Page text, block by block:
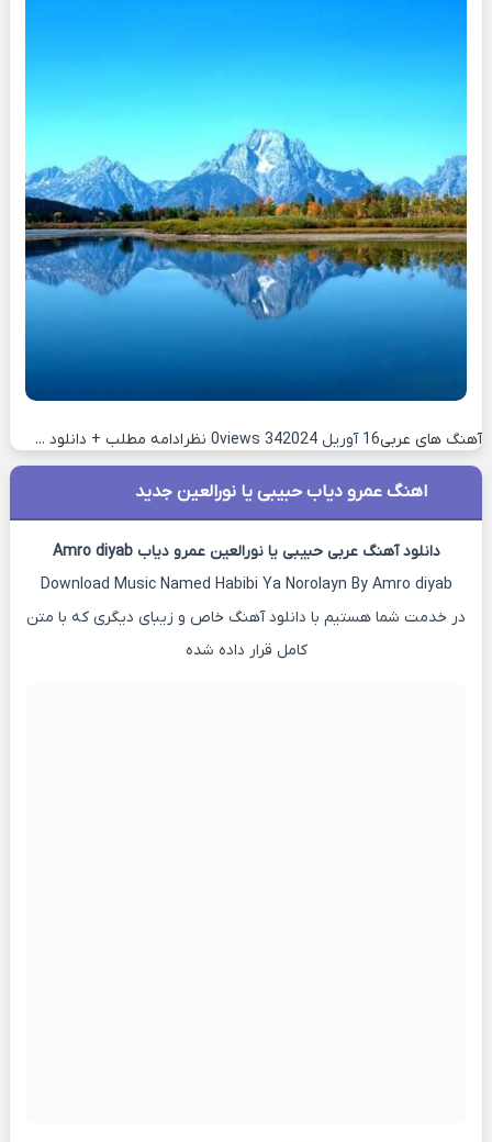
آهنگ های عربی16 آوریل 2024 34 views 0 نظر ادامه مطلب + دانلود ...
اهنگ عمرو دیاب حبیبی یا نورالعین جدید
دانلود آهنگ عربی حبیبی یا نورالعین عمرو دیاب Amro diyab
Download Music Named Habibi Ya Norolayn By Amro diyab
در خدمت شما هستیم با دانلود آهنگ خاص و زیبای دیگری که با متن
کامل قرار داده شده